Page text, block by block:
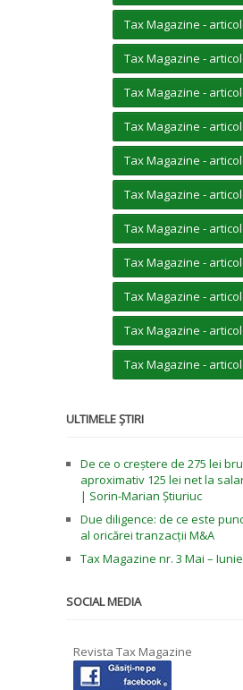
Tax Magazine -
Tax Magazine -
Tax Magazine -
Tax Magazine -
Tax Magazine -
Tax Magazine -
Tax Magazine -
Tax Magazine -
Tax Magazine -
Tax Magazine -
Tax Magazine -
ULTIMELE ȘTIRI
De ce o creștere de 275 lei
aproximativ 125 lei net la
| Sorin-Marian Știuriuc
Due diligence: de ce este
al oricărei tranzacții M&A
Tax Magazine nr. 3 Mai –
SOCIAL MEDIA
Revista Tax Magazine